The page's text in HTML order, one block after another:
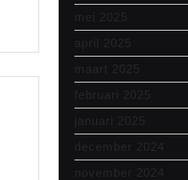
mei 2025
april 2025
maart 2025
februari 2025
januari 2025
december 2024
november 2024